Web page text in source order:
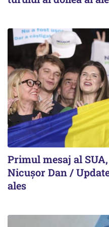
Primul mesaj al
Nicușor Dan /
ales